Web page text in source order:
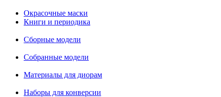
Окрасочные маски
Книги и периодика
Сборные модели
Собранные модели
Материалы для диорам
Наборы для конверсии